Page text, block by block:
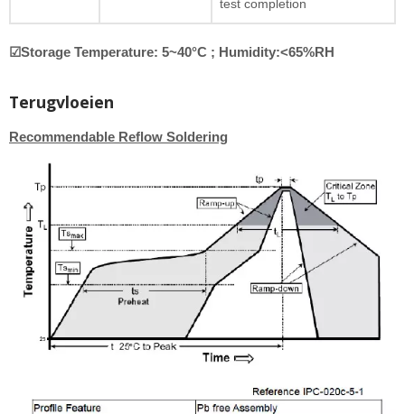
test completion
☑Storage Temperature: 5~40°C ; Humidity:<65%RH
Terugvloeien
Recommendable Reflow Soldering